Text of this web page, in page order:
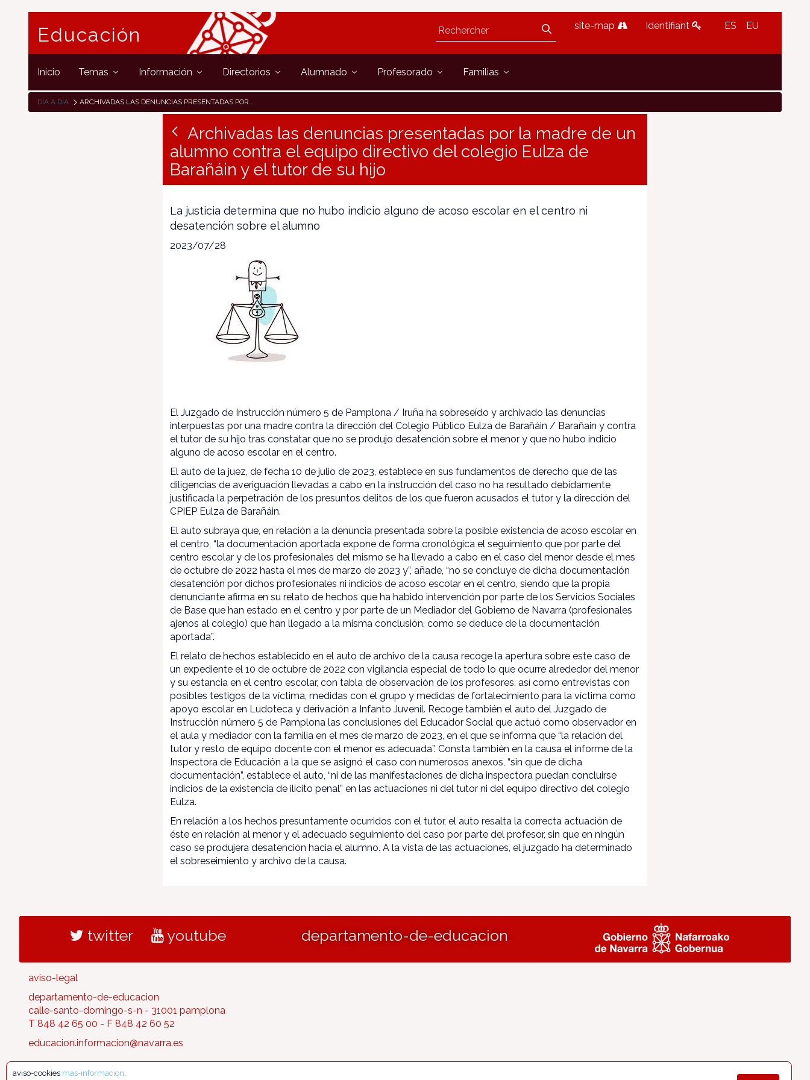
Educación site-map Identifiant ES EU
Inicio Temas Información Directorios Alumnado Profesorado Familias
DÍA A DÍA ARCHIVADAS LAS DENUNCIAS PRESENTADAS POR LA MADRE DE UN ALUMNO CONTRA EL EQUIPO DIRECTIVO DEL COLEGIO EULZA DE BARAÑÁIN Y EL TUTOR DE SU HIJO
Archivadas las denuncias presentadas por la madre de un
alumno contra el equipo directivo del colegio Eulza de
Barañáin y el tutor de su hijo
La justicia determina que no hubo indicio alguno de acoso escolar en el centro ni
desatención sobre el alumno
2023/07/28
El Juzgado de Instrucción número 5 de Pamplona / Iruña ha sobreseído y archivado las denuncias
interpuestas por una madre contra la dirección del Colegio Público Eulza de Barañáin / Barañain y contra
el tutor de su hijo tras constatar que no se produjo desatención sobre el menor y que no hubo indicio
alguno de acoso escolar en el centro.
El auto de la juez, de fecha 10 de julio de 2023, establece en sus fundamentos de derecho que de las
diligencias de averiguación llevadas a cabo en la instrucción del caso no ha resultado debidamente
justificada la perpetración de los presuntos delitos de los que fueron acusados el tutor y la dirección del
CPIEP Eulza de Barañáin.
El auto subraya que, en relación a la denuncia presentada sobre la posible existencia de acoso escolar en
el centro, “la documentación aportada expone de forma cronológica el seguimiento que por parte del
centro escolar y de los profesionales del mismo se ha llevado a cabo en el caso del menor desde el mes
de octubre de 2022 hasta el mes de marzo de 2023 y”, añade, “no se concluye de dicha documentación
desatención por dichos profesionales ni indicios de acoso escolar en el centro, siendo que la propia
denunciante afirma en su relato de hechos que ha habido intervención por parte de los Servicios Sociales
de Base que han estado en el centro y por parte de un Mediador del Gobierno de Navarra (profesionales
ajenos al colegio) que han llegado a la misma conclusión, como se deduce de la documentación
aportada”.
El relato de hechos establecido en el auto de archivo de la causa recoge la apertura sobre este caso de
un expediente el 10 de octubre de 2022 con vigilancia especial de todo lo que ocurre alrededor del menor
y su estancia en el centro escolar, con tabla de observación de los profesores, así como entrevistas con
posibles testigos de la víctima, medidas con el grupo y medidas de fortalecimiento para la víctima como
apoyo escolar en Ludoteca y derivación a Infanto Juvenil. Recoge también el auto del Juzgado de
Instrucción número 5 de Pamplona las conclusiones del Educador Social que actuó como observador en
el aula y mediador con la familia en el mes de marzo de 2023, en el que se informa que “la relación del
tutor y resto de equipo docente con el menor es adecuada”. Consta también en la causa el informe de la
Inspectora de Educación a la que se asignó el caso con numerosos anexos, “sin que de dicha
documentación”, establece el auto, “ni de las manifestaciones de dicha inspectora puedan concluirse
indicios de la existencia de ilícito penal” en las actuaciones ni del tutor ni del equipo directivo del colegio
Eulza.
En relación a los hechos presuntamente ocurridos con el tutor, el auto resalta la correcta actuación de
éste en relación al menor y el adecuado seguimiento del caso por parte del profesor, sin que en ningún
caso se produjera desatención hacia el alumno. A la vista de las actuaciones, el juzgado ha determinado
el sobreseimiento y archivo de la causa.
twitter youtube departamento-de-educacion
aviso-legal
departamento-de-educacion
calle-santo-domingo-s-n - 31001 pamplona
T 848 42 65 00 - F 848 42 60 52
educacion.informacion@navarra.es
aviso-cookies mas-informacion.